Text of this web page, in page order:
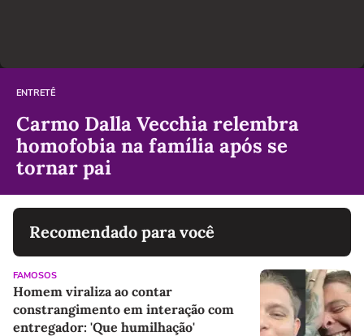
ENTRETÊ
Carmo Dalla Vecchia relembra
homofobia na família após se
tornar pai
Recomendado para você
FAMOSOS
Homem viraliza ao contar
constrangimento em interação com
entregador: 'Que humilhação'